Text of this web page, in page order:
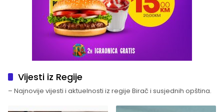
Vijesti iz Regije
– Najnovije vijesti i aktuelnosti iz regije Birač i susjednih opština.